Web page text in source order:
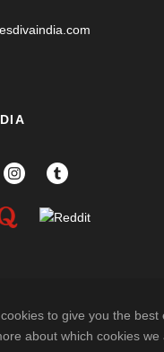
to give you the best
about which cookies we